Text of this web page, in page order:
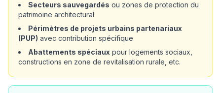
Secteurs sauvegardés ou zones de protection du
patrimoine architectural
Périmètres de projets urbains partenariaux
(PUP) avec contribution spécifique
Abattements spéciaux pour logements sociaux,
constructions en zone de revitalisation rurale, etc.